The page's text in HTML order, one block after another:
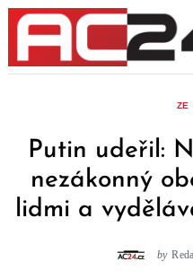
Skip
content
ZE
Putin udeřil:
nezákonný
lidmi a
by